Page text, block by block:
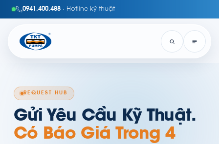
0941.400.488 · Hotline kỹ thuật
REQUEST HUB
Gửi Yêu Cầu Kỹ Thuật.
Có Báo Giá Trong 4